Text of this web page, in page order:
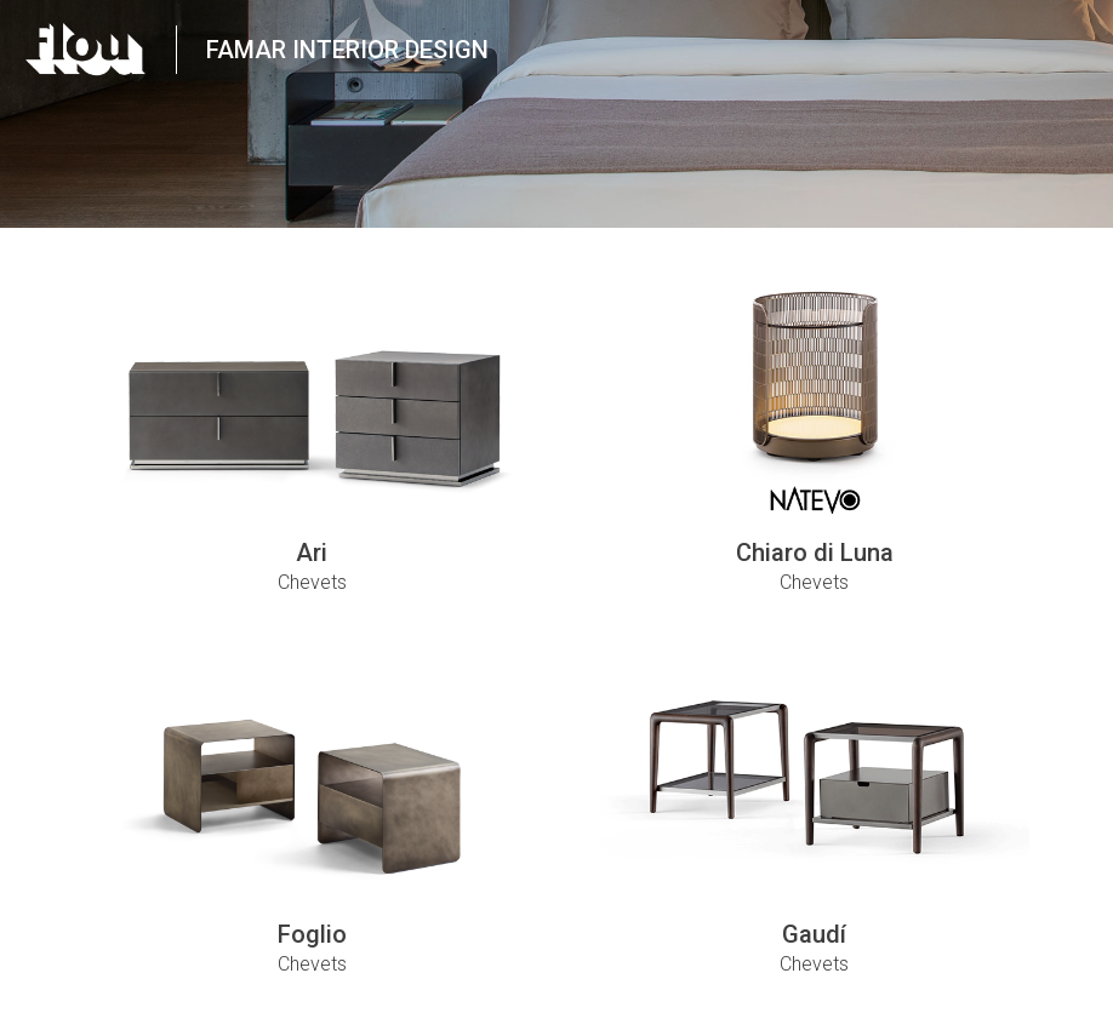
FAMAR INTERIOR DESIGN
Ari
Chevets
Chiaro di Luna
Chevets
Foglio
Chevets
Gaudí
Chevets